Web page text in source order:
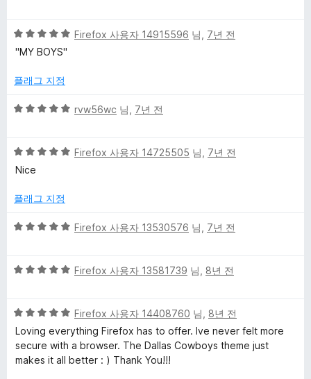
뷰
점
점
에
점
5
점
점
5
Firefox 사용자 14915596 님, 7년 전
"MY BOYS"
플래그 지정
5
점
에
점
rvw56wc 님, 7년 전
5
점
점
5
Firefox 사용자 14725505 님, 7년 전
Nice
플래그 지정
5
점
점
Firefox 사용자 13530576 님, 7년 전
5
점
에
5
점
Firefox 사용자 13581739 님, 8년 전
5
점
만
점
Firefox 사용자 14408760 님, 8년 전
Loving everything Firefox has to offer. Ive never felt more
secure with a browser. The Dallas Cowboys theme just
makes it all better : ) Thank You!!!